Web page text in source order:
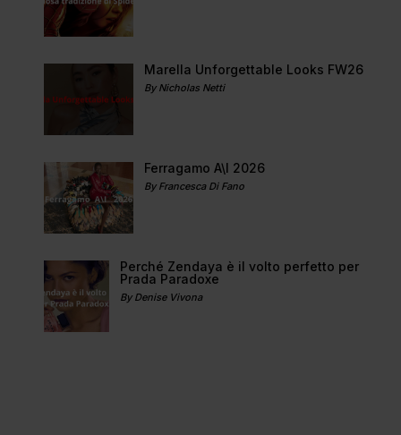
Marella Unforgettable Looks FW26
By Nicholas Netti
Ferragamo A\I 2026
By Francesca Di Fano
Perché Zendaya è il volto perfetto per
Prada Paradoxe
By Denise Vivona